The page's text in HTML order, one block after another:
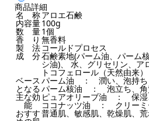
商品詳細
名 称アロエ石鹸
内容量100g
数 量1個
香 り 無香料
製 法コールドプロセス
成 分石鹸素地(パーム油、パーム
シ油)、 水、グリセリン、ア
トコフェロール（天然由来）
ベース
となる
主な効
能
パーム油 ： 潤い、泡持ち
パーム核油 ： 泡立ち、角
ピュアオリーブ油 ： 保湿
ココナッツ油 ： クリーミ
おすす普通肌、敏感肌、乾燥肌、